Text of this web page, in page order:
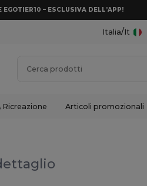
– ESCLUSIVA DELL’APP!
Italia/It
Ricreazione Articoli promozionali